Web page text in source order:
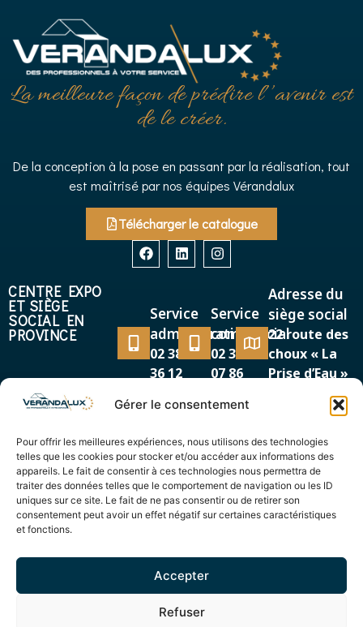
Gérer le consentement
Pour offrir les meilleures expériences, nous utilisons des technologies
telles que les cookies pour stocker et/ou accéder aux informations des
appareils. Le fait de consentir à ces technologies nous permettra de
traiter des données telles que le comportement de navigation ou les ID
uniques sur ce site. Le fait de ne pas consentir ou de retirer son
consentement peut avoir un effet négatif sur certaines caractéristiques
et fonctions.
Accepter
Refuser
La meilleure façon de prédire l’’avenir est
de le créer.
De la conception à la pose en passant par la réalisation, tout
est maîtrisé par nos équipes Vérandalux
Télécharger le catalogue
CENTRE EXPO
ET SIÈGE
SOCIAL EN
PROVINCE
Service
administratif
02 38 38
36 12
Service
commercial
02 38 38
07 86
Adresse du
siège social
22 route des
choux « La
Prise d’Eau »
45500 GIEN
EN RÉGION
PARISIENNE
Service
commercial
01 69 12
44 00
87/89, avenue de la
Cour de France
91260 JUVISY SUR
ORGE